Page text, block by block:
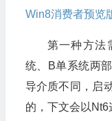
Win8消费者预览
第一种方法
统、B单系统两
导介质不同，启
的，下文会以